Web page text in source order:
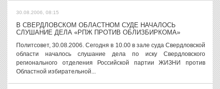
30.08.2006, 08:15
В СВЕРДЛОВСКОМ ОБЛАСТНОМ СУДЕ НАЧАЛОСЬ
СЛУШАНИЕ ДЕЛА «РПЖ ПРОТИВ ОБЛИЗБИРКОМА»
Политсовет, 30.08.2006. Сегодня в 10.00 в зале суда Свердловской
области началось слушание дела по иску Свердловского
регионального отделения Российской партии ЖИЗНИ против
Областной избирательной...